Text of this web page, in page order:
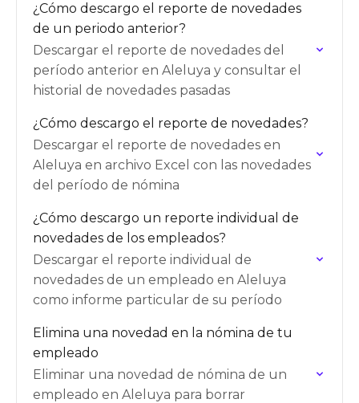
¿Cómo descargo el reporte de novedades
de un periodo anterior?
Descargar el reporte de novedades del
período anterior en Aleluya y consultar el
historial de novedades pasadas
¿Cómo descargo el reporte de novedades?
Descargar el reporte de novedades en
Aleluya en archivo Excel con las novedades
del período de nómina
¿Cómo descargo un reporte individual de
novedades de los empleados?
Descargar el reporte individual de
novedades de un empleado en Aleluya
como informe particular de su período
Elimina una novedad en la nómina de tu
empleado
Eliminar una novedad de nómina de un
empleado en Aleluya para borrar